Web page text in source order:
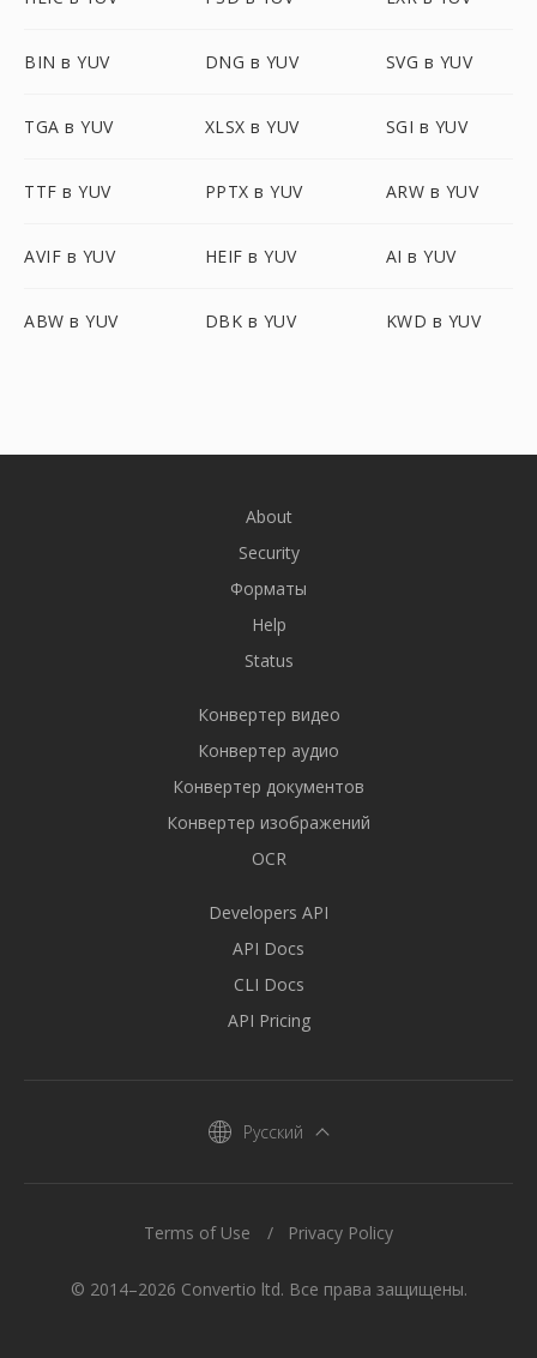
BIN в YUV DNG в YUV SVG в YUV
TGA в YUV XLSX в YUV SGI в YUV
TTF в YUV PPTX в YUV ARW в YUV
AVIF в YUV HEIF в YUV AI в YUV
ABW в YUV DBK в YUV KWD в YUV
About
Security
Форматы
Help
Status
Конвертер видео
Конвертер аудио
Конвертер документов
Конвертер изображений
OCR
Developers API
API Docs
CLI Docs
API Pricing
Русский
© 2014–2026 Convertio ltd. Все права защищены.
Terms of Use Privacy Policy